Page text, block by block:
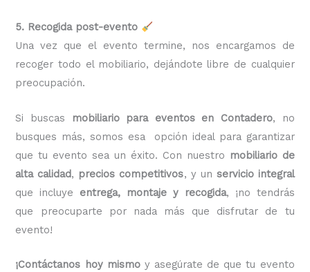
5. Recogida post-evento
Una vez que el evento termine, nos encargamos de
recoger todo el mobiliario, dejándote libre de cualquier
preocupación.
Si buscas mobiliario para eventos en Contadero, no
busques más, somos esa opción ideal para garantizar
que tu evento sea un éxito. Con nuestro mobiliario de
alta calidad, precios competitivos, y un servicio integral
que incluye entrega, montaje y recogida, ¡no tendrás
que preocuparte por nada más que disfrutar de tu
evento!
¡Contáctanos hoy mismoy asegúrate de que tu evento